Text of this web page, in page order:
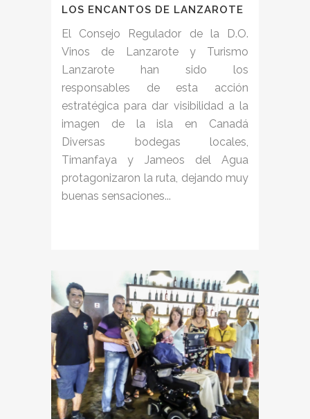
LOS ENCANTOS DE LANZAROTE
El Consejo Regulador de la D.O.
Vinos de Lanzarote y Turismo
Lanzarote han sido los
responsables de esta acción
estratégica para dar visibilidad a la
imagen de la isla en Canadá
Diversas bodegas locales,
Timanfaya y Jameos del Agua
protagonizaron la ruta, dejando muy
buenas sensaciones...